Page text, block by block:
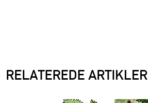
RELATEREDE ARTIKLER